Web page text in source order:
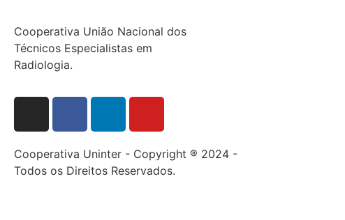
Cooperativa União Nacional dos
Técnicos Especialistas em
Radiologia.
Cooperativa Uninter - Copyright ® 2024 -
Todos os Direitos Reservados.